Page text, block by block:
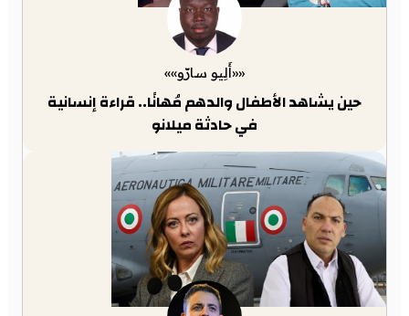
««أَلِيو سارّو»»
حين يشاهد الأطفال والدهم مُهانًا.. قراءة إنسانية
في حادثة ميلانو